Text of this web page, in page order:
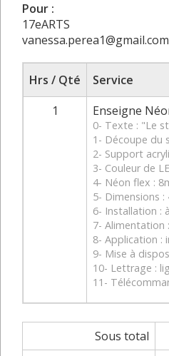
Pour :
17eARTS
vanessa.perea1@gmail.com
Hrs / Qté Service
1
Enseigne
0- Texte : "Le
1- Découpe du
2- Support
3- Couleur de
4- Néon flex :
5- Dimensions :
6- Installation :
7- Alimentation
8- Application :
9- Mise à
10- Lettrage :
11-
Sous total